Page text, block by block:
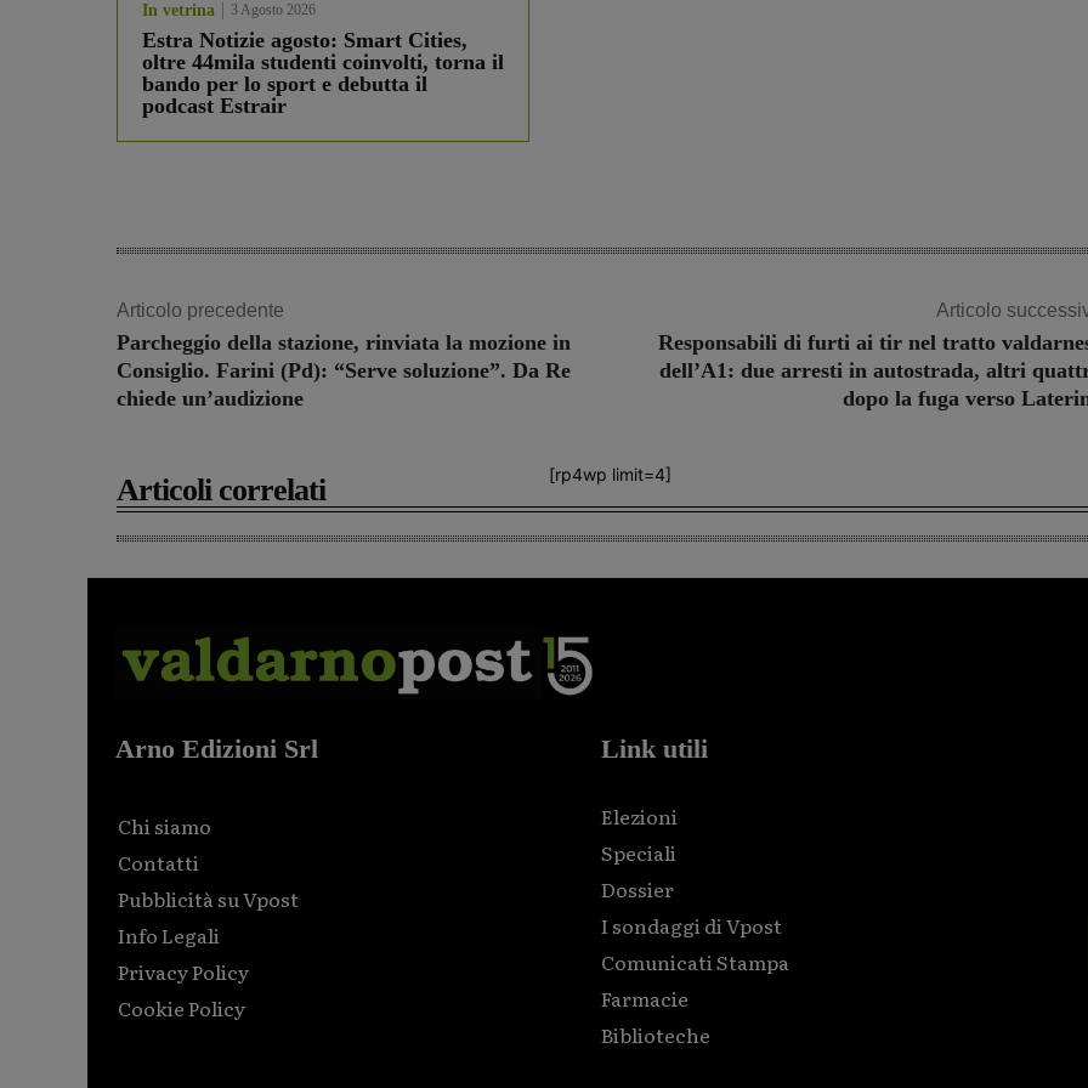
In vetrina 3 Agosto 2026
Estra Notizie agosto: Smart Cities,
oltre 44mila studenti coinvolti, torna il
bando per lo sport e debutta il
podcast Estrair
Articolo precedente
Parcheggio della stazione, rinviata la mozione in
Consiglio. Farini (Pd): “Serve soluzione”. Da Re
chiede un’audizione
Articolo
Responsabili di furti ai tir nel tratto
dell’A1: due arresti in autostrada, altri
dopo la fuga verso
[rp4wp limit=4]
Articoli correlati
Arno Edizioni Srl
Chi siamo
Contatti
Pubblicità su Vpost
Info Legali
Privacy Policy
Cookie Policy
Link utili
Elezioni
Speciali
Dossier
I sondaggi di Vpost
Comunicati Stampa
Farmacie
Biblioteche